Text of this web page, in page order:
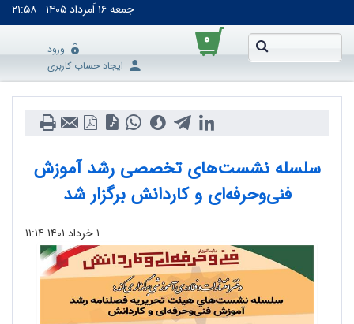
جمعه۱۶ اَمرداد ۱۴۰۵ ۲۱:۵۸
۰
ورود
ایجاد حساب کاربری
سلسله نشست‌های تخصصی رشد آموزش
فنی‌وحرفه‌ای و کاردانش برگزار شد
۱ خرداد ۱۴۰۱ ۱۱:۱۴